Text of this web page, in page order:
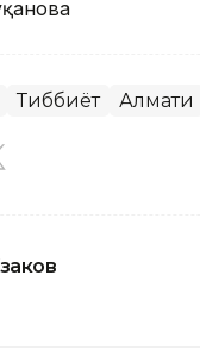
Тиббиёт Алмати